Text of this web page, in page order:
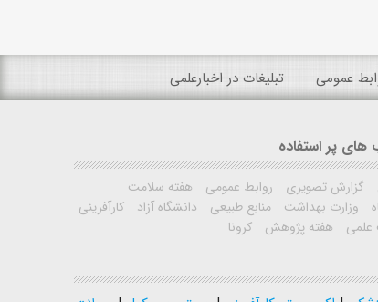
عمومی تبلیغات در اخبارعلمی
پر استفاده
گزارش تصویری روابط عمومی
هفته سلامت
وزارت بهداشت منابع طبیعی دانشگاه آزاد
کارآفرینی
هفته پژوهش کرونا